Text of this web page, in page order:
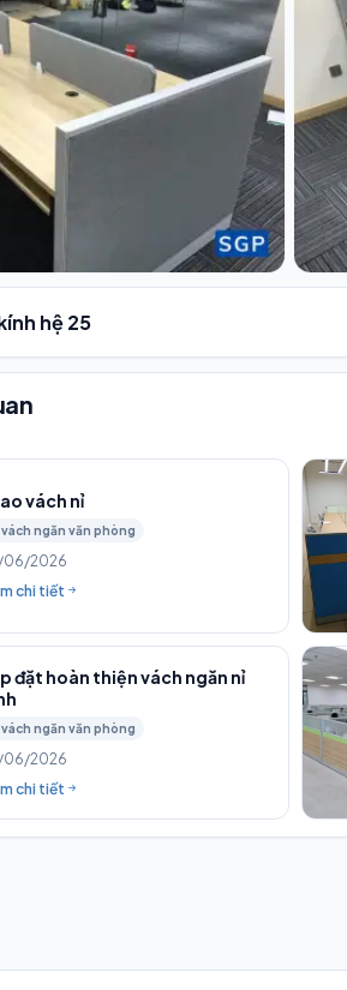
hệ 25
vách nỉ
ngăn văn phòng
06/2026
chi tiết
đặt hoàn thiện vách ngăn nỉ
ngăn văn phòng
06/2026
chi tiết